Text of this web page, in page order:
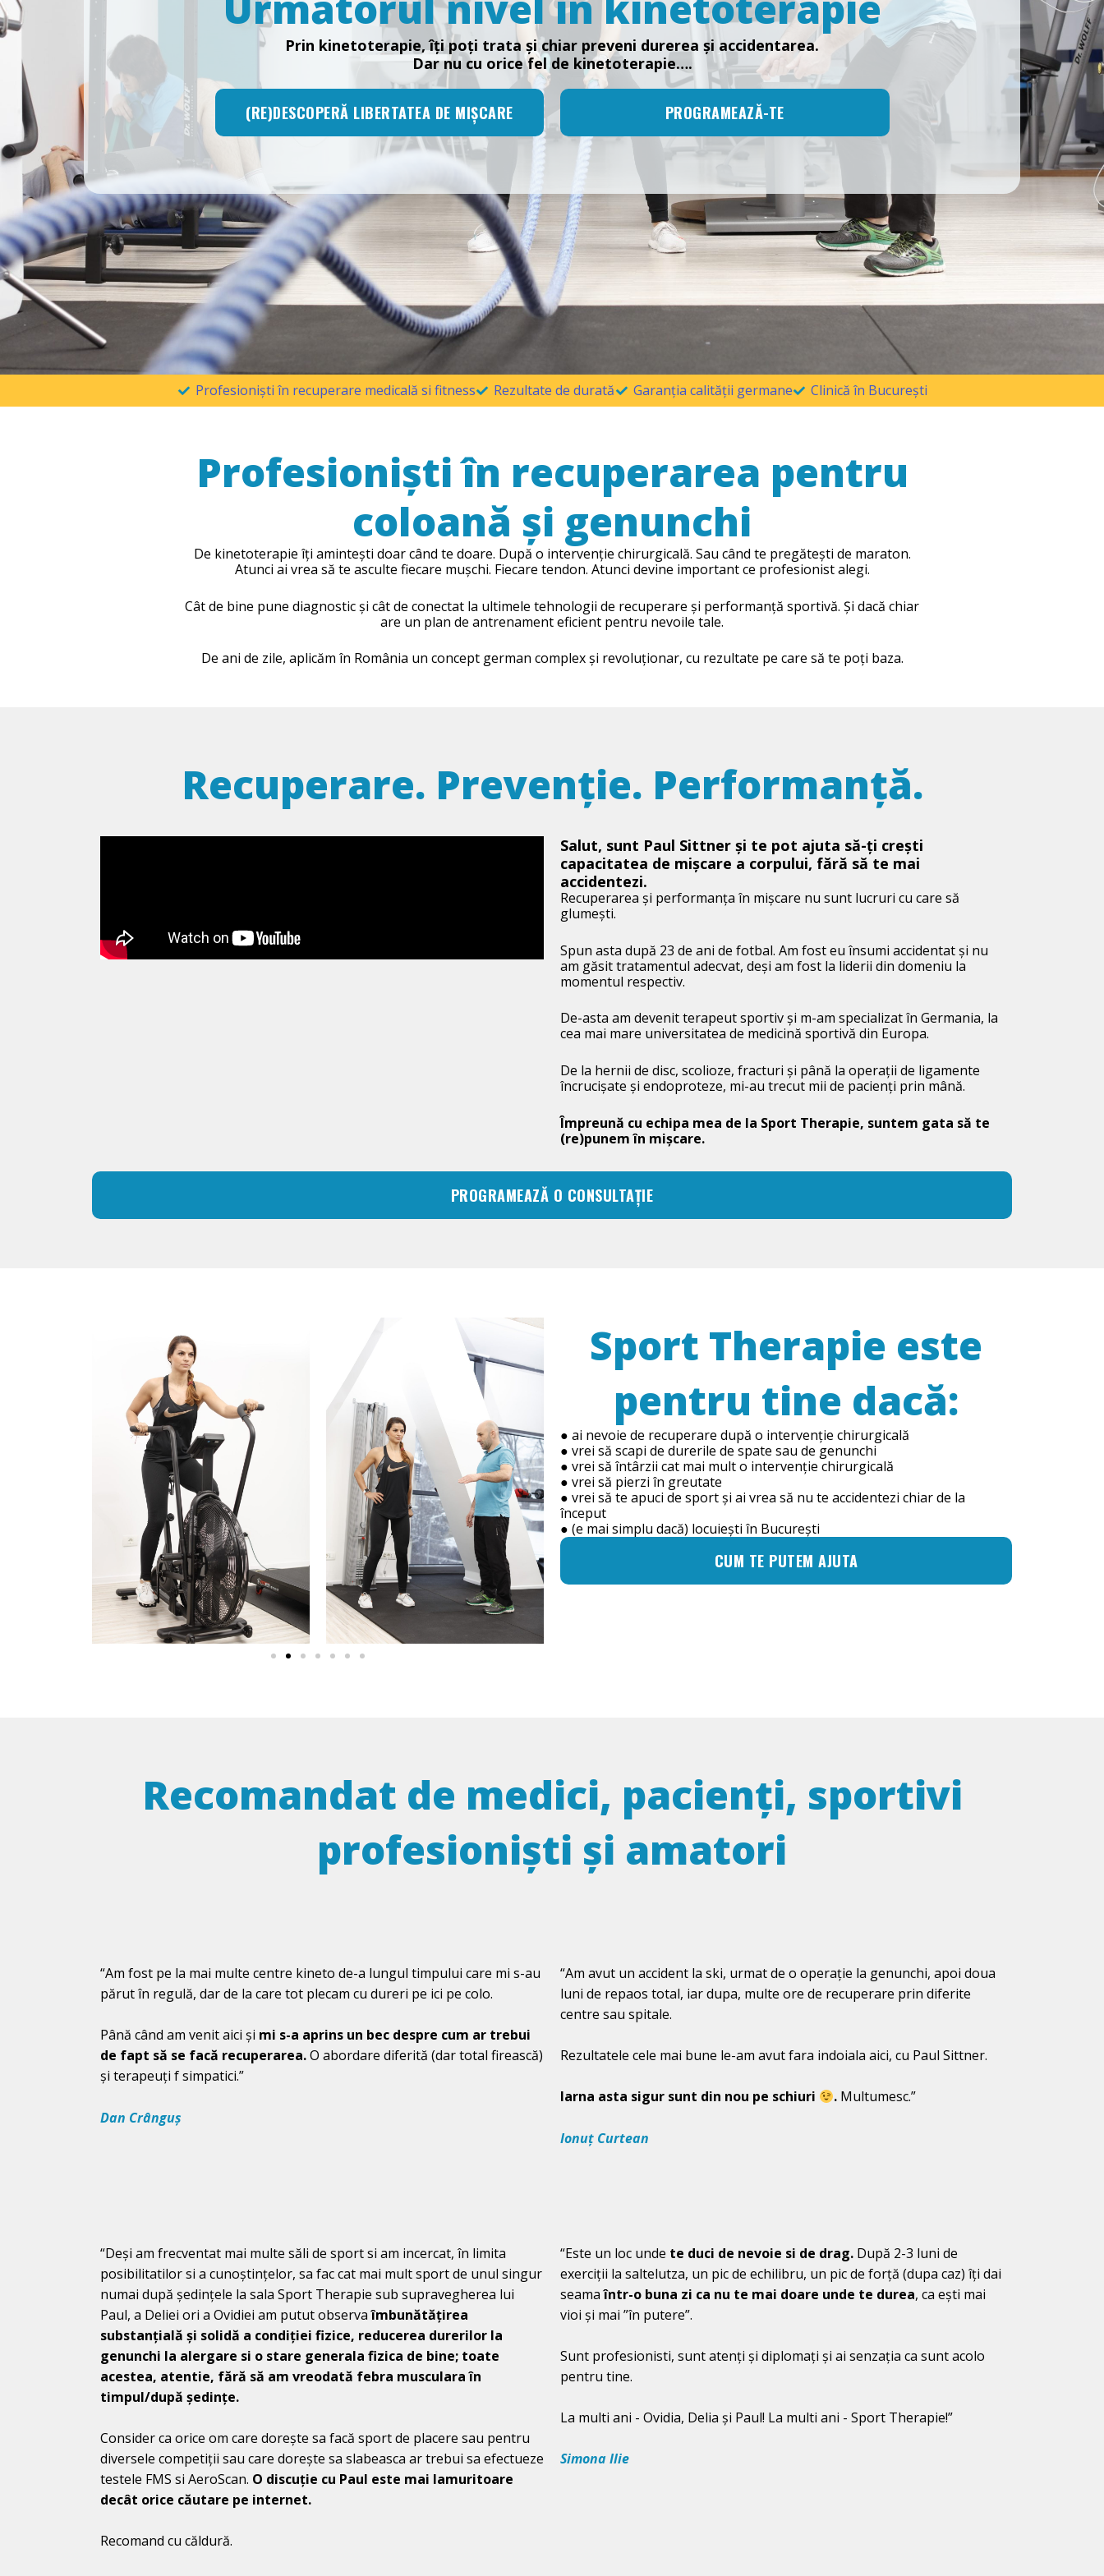
Prin kinetoterapie, îți poți trata și chiar preveni durerea și accidentarea.
Dar nu cu orice fel de kinetoterapie….
(RE)DESCOPERĂ LIBERTATEA DE MIȘCARE PROGRAMEAZĂ-TE
Profesioniști în recuperare medicală si fitness Rezultate de durată Garanția calității germane Clinică în București
Profesioniști în recuperarea pentru
coloană și genunchi
De kinetoterapie îți amintești doar când te doare. După o intervenție chirurgicală. Sau când te pregătești de maraton.
Atunci ai vrea să te asculte fiecare mușchi. Fiecare tendon. Atunci devine important ce profesionist alegi.
Cât de bine pune diagnostic și cât de conectat la ultimele tehnologii de recuperare și performanță sportivă. Și dacă chiar
are un plan de antrenament eficient pentru nevoile tale.
De ani de zile, aplicăm în România un concept german complex și revoluționar, cu rezultate pe care să te poți baza.
Recuperare. Prevenție. Performanță.
Salut, sunt Paul Sittner și te pot ajuta să-ți crești
capacitatea de mișcare a corpului, fără să te mai
accidentezi.
Recuperarea și performanța în mișcare nu sunt lucruri cu care să
glumești.
Spun asta după 23 de ani de fotbal. Am fost eu însumi accidentat și nu
am găsit tratamentul adecvat, deși am fost la liderii din domeniu la
momentul respectiv.
De-asta am devenit terapeut sportiv și m-am specializat în Germania, la
cea mai mare universitatea de medicină sportivă din Europa.
De la hernii de disc, scolioze, fracturi și până la operații de ligamente
încrucișate și endoproteze, mi-au trecut mii de pacienți prin mână.
Împreună cu echipa mea de la Sport Therapie, suntem gata să te
(re)punem în mișcare.
PROGRAMEAZĂ O CONSULTAȚIE
Sport Therapie este
pentru tine dacă:
● ai nevoie de recuperare după o intervenție chirurgicală
● vrei să scapi de durerile de spate sau de genunchi
● vrei să întârzii cat mai mult o intervenție chirurgicală
● vrei să pierzi în greutate
● vrei să te apuci de sport și ai vrea să nu te accidentezi chiar de la
început
● (e mai simplu dacă) locuiești în București
CUM TE PUTEM AJUTA
Recomandat de medici, pacienți, sportivi
profesioniști și amatori
“Am fost pe la mai multe centre kineto de-a lungul timpului care mi s-au
părut în regulă, dar de la care tot plecam cu dureri pe ici pe colo.
Până când am venit aici și mi s-a aprins un bec despre cum ar trebui
de fapt să se facă recuperarea.O abordare diferită (dar total firească)
și terapeuți f simpatici.”
Dan Crânguș
“Am avut un accident la ski, urmat de o operație la genunchi, apoi doua
luni de repaos total, iar dupa, multe ore de recuperare prin diferite
centre sau spitale.
Rezultatele cele mai bune le-am avut fara indoiala aici, cu Paul Sittner.
Iarna asta sigur sunt din nou pe schiuri . Multumesc.”
Ionuț Curtean
“Deși am frecventat mai multe săli de sport si am incercat, în limita
posibilitatilor si a cunoștințelor, sa fac cat mai mult sport de unul singur
numai după ședințele la sala Sport Therapie sub supravegherea lui
Paul, a Deliei ori a Ovidiei am putut observaîmbunătățirea
substanțială și solidă a condiției fizice, reducerea durerilor la
genunchi la alergare si o stare generala fizica de bine; toate
acestea, atentie, fără să am vreodată febra musculara în
timpul/după ședințe.
Consider ca orice om care dorește sa facă sport de placere sau pentru
diversele competiții sau care dorește sa slabeasca ar trebui sa efectueze
testele FMS si AeroScan. O discuție cu Paul este mai lamuritoare
decât orice căutare pe internet.
Recomand cu căldură.
“Este un loc unde te duci de nevoie si de drag. După 2-3 luni de
exerciții la saltelutza, un pic de echilibru, un pic de forță (dupa caz) îți dai
seamaîntr-o buna zi ca nu te mai doare unde te durea, ca ești mai
vioi și mai ”în putere”.
Sunt profesionisti, sunt atenți și diplomați și ai senzația ca sunt acolo
pentru tine.
La multi ani - Ovidia, Delia și Paul! La multi ani - Sport Therapie!”
Simona Ilie